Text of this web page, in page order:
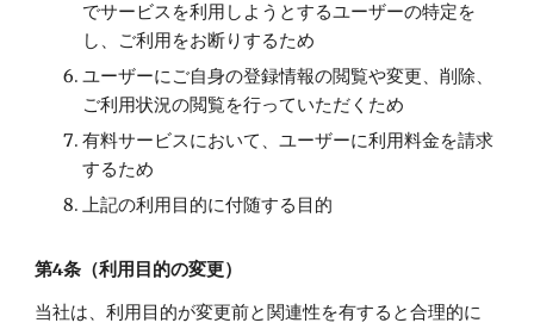
でサービスを利用しようとするユーザーの特定を
し、ご利用をお断りするため
ユーザーにご自身の登録情報の閲覧や変更、削除、
ご利用状況の閲覧を行っていただくため
有料サービスにおいて、ユーザーに利用料金を請求
するため
上記の利用目的に付随する目的
第4条（利用目的の変更）
当社は、利用目的が変更前と関連性を有すると合理的に